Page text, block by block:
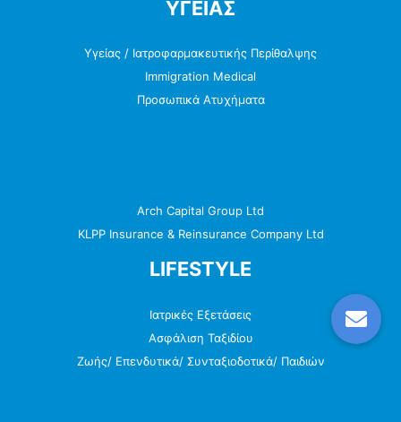
ΥΓΕΙΑΣ
Υγείας / Ιατροφαρμακευτικής Περίθαλψης
Immigration Medical
Προσωπικά Ατυχήματα
Arch Capital Group Ltd
KLPP Insurance & Reinsurance Company Ltd
LIFESTYLE
Ιατρικές Εξετάσεις
Ασφάλιση Ταξιδίου
Ζωής/ Επενδυτικά/ Συνταξιοδοτικά/ Παιδιών